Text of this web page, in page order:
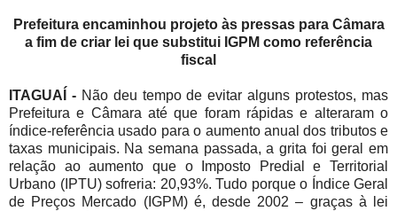
Prefeitura encaminhou projeto às pressas para Câmara
a fim de criar lei que substitui IGPM como referência
fiscal
ITAGUAÍ - Não deu tempo de evitar alguns protestos, mas
Prefeitura e Câmara até que foram rápidas e alteraram o
índice-referência usado para o aumento anual dos tributos e
taxas municipais. Na semana passada, a grita foi geral em
relação ao aumento que o Imposto Predial e Territorial
Urbano (IPTU) sofreria: 20,93%. Tudo porque o Índice Geral
de Preços Mercado (IGPM) é, desde 2002 – graças à lei